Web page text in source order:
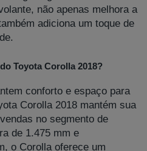
não apenas melhora a
adiciona um toque de
Toyota Corolla 2018?
conforto e espaço para
Corolla 2018 mantém sua
no segmento de
de 1.475 mm e
o Corolla oferece um